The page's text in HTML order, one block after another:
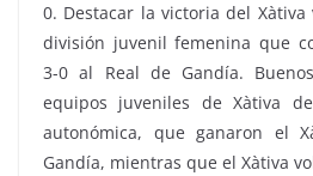
0. Destacar la victoria del
división juvenil femenina que
3-0 al Real de Gandía.
equipos juveniles de Xàtiva
autonómica, que ganaron el
Gandía, mientras que el Xàtiva